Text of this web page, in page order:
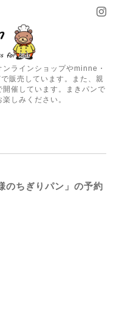
ラインショップやminne・
販売しています。また、親
催しています。まきパンで
しみください。
のちぎりパン」の予約